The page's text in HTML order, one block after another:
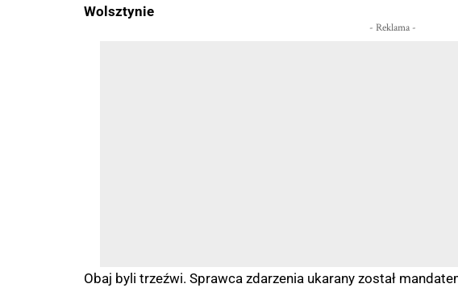
Wolsztynie
- Reklama -
Obaj byli trzeźwi. Sprawca zdarzenia ukarany został